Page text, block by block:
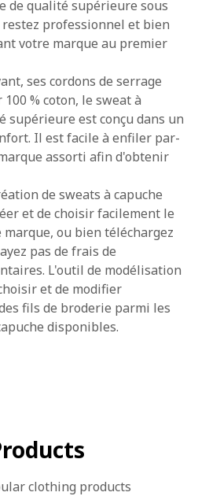
de qualité supérieure sous
professionnel et bien
votre marque au premier
ses cordons de serrage
% coton, le sweat à
supérieure est conçu dans un
Il est facile à enfiler par-
assorti afin d'obtenir
de sweats à capuche
et de choisir facilement le
ou bien téléchargez
pas de frais de
L'outil de modélisation
et de modifier
fils de broderie parmi les
disponibles.
clothing products